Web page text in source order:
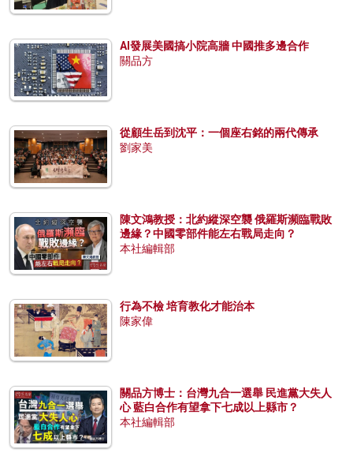
AI發展美國搞小院高牆 中國推多邊合作
關品方
從顧生岳到沈平：一個座右銘的兩代傳承
劉家美
陳文鴻教授：北約縱深空襲 俄羅斯瀕臨戰敗
邊緣？中國零部件能左右戰局走向？
本社編輯部
行為不檢 培育教化才能治本
陳家偉
關品方博士：台灣九合一選舉 民進黨大失人
心 藍白合作有望拿下七成以上縣市？
本社編輯部